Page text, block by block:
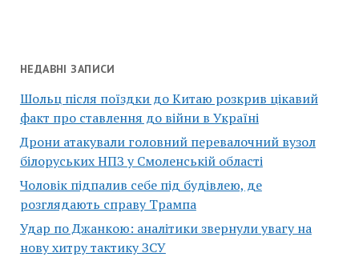
НЕДАВНІ ЗАПИСИ
Шольц після поїздки до Китаю розкрив цікавий
факт про ставлення до війни в Україні
Дрони атакували головний перевалочний вузол
білоруських НПЗ у Смоленській області
Чоловік підпалив себе під будівлею, де
розглядають справу Трампа
Удар по Джанкою: аналітики звернули увагу на
нову хитру тактику ЗСУ